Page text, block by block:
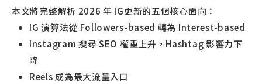
本文將完整解析 2026 年 IG更新的五個核心面向：
IG 演算法從 Followers-based 轉為 Interest-based
Instagram 搜尋 SEO 權重上升，Hashtag 影響力下
降
Reels 成為最大流量入口